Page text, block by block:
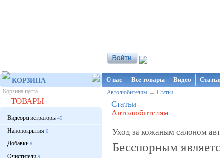
КОРЗИНА
Корзина пуста
ТОВАРЫ
Видеорегистраторы 45
Нанопокрытия 6
Добавки 8
Очистители 9
О нас Все товары Видео
Автолюбителям → Статьи
Статьи
Автолюбителям
Уход за кожаным салоном
Бесспорным